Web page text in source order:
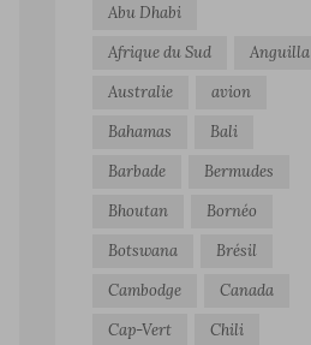
Abu Dhabi
Afrique du Sud
Anguilla
Australie
avion
Bahamas
Bali
Barbade
Bermudes
Bhoutan
Bornéo
Botswana
Brésil
Cambodge
Canada
Cap-Vert
Chili